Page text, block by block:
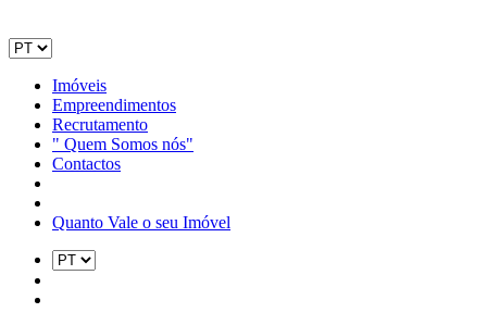
Imóveis
Empreendimentos
Recrutamento
" Quem Somos nós"
Contactos
Quanto Vale o seu Imóvel